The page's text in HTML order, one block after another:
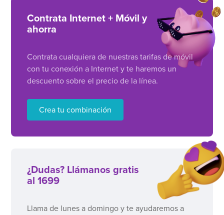
Contrata Internet + Móvil y
ahorra
Contrata cualquiera de nuestras tarifas de móvil
con tu conexión a Internet y te haremos un
descuento sobre el precio de la línea.
Crea tu combinación
¿Dudas? Llámanos gratis
al 1699
Llama de lunes a domingo y te ayudaremos a